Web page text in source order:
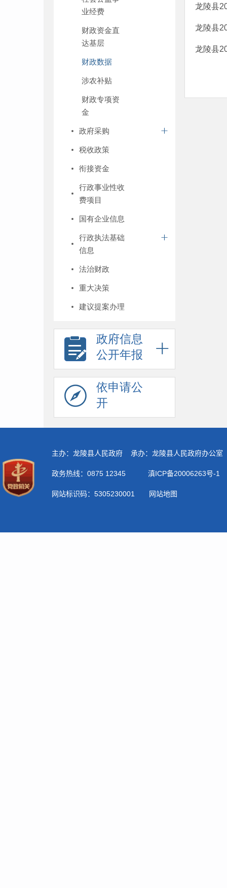
业经费
财政资金直
达基层
财政数据
涉农补贴
财政专项资
金
政府采购
税收政策
衔接资金
行政事业性收
费项目
国有企业信息
行政执法基础
信息
法治财政
重大决策
建议提案办理
政府信息
公开年报
依申请公
开
龙陵县
龙陵县
龙陵县